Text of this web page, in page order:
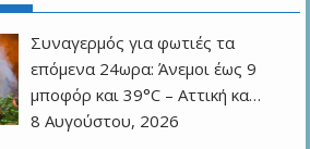
Συναγερμός για φωτιές τα
επόμενα 24ωρα: Άνεμοι έως 9
μποφόρ και 39°C – Αττική κα…
8 Αυγούστου, 2026